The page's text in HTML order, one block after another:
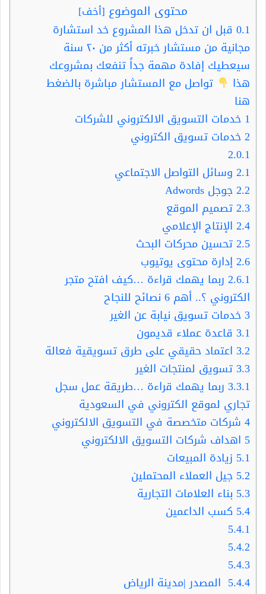
محتوى الموضوع [أخف]
0.1 قبل ان تدخل هذا المشروع خد استشارة
مجانية من مستشار خبرته أكثر من ٢٠ سنة
سيعطيك إفادة مهمة جداً تنفعك بمشروعك
هذا
تواصل مع المستشار مباشرة بالضغط
هنا
1 خدمات التسويق الالكتروني للشركات
2خدمات تسويق الكتروني
2.0.1
2.1 وسائل التواصل الاجتماعي
2.2جوجل Adwords
2.3تصميم الموقع
2.4 الإنتاج الإعلامي
2.5تحسين محركات البحث
2.6إدارة محتوى يوتيوب
2.6.1 ربما يهمك قراءة …كيف افتح متجر
الكتروني ؟.. أهم 6 نصائح للنجاح
3خدمات تسويق نيابة عن الغير
3.1 قاعدة عملاء قديمون
3.2 اعتماد حقيقي على طرق تسويقية فعالة
3.3تسويق لمنتجات الغير
3.3.1 ربما يهمك قراءة …طريقة عمل سجل
تجاري لموقع الكتروني في السعودية
4 شركات متخصصة في التسويق الالكتروني
5 اهداف شركات التسويق الالكتروني
5.1 زيادة المبيعات
5.2 جيل العملاء المحتملين
5.3 بناء العلامات التجارية
5.4 كسب الداعمين
5.4.1
5.4.2
5.4.3
5.4.4 المصدر |مدينة الرياض